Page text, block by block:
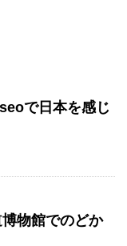
で日本を感じ
物館でのどか